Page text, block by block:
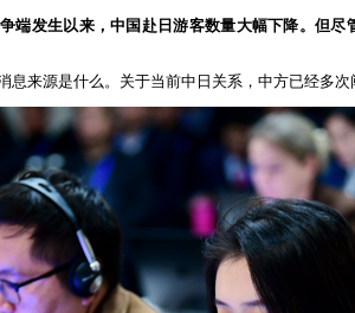
端发生以来，中国赴日游客数量大幅下降。但
息来源是什么。关于当前中日关系，中方已经多次